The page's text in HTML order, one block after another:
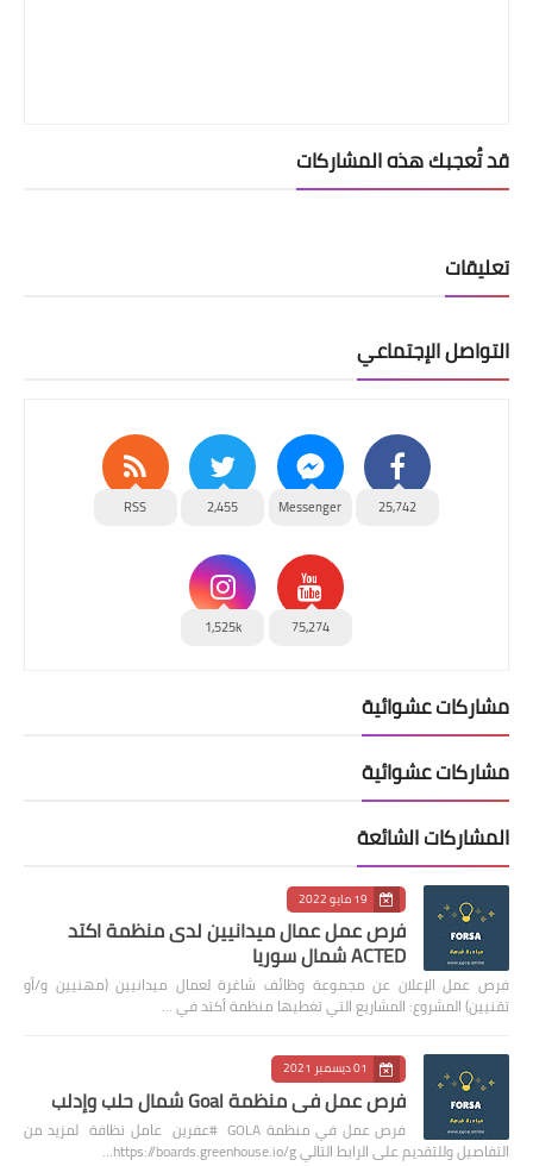
قد تُعجبك هذه المشاركات
تعليقات
التواصل الإجتماعي
25,742
Messenger
2,455
RSS
75,274
1,525k
مشاركات عشوائية
مشاركات عشوائية
المشاركات الشائعة
19 مايو 2022
فرص عمل عمال ميدانيين لدى منظمة اكتد
ACTED شمال سوريا
فرص عمل الإعلان عن مجموعة وظائف شاغرة لعمال ميدانيين (مهنيين و/أو
تقنيين) المشروع: المشاريع التي تغطيها منظمة أكتد في …
01 ديسمبر 2021
فرص عمل في منظمة Goal شمال حلب وإدلب
فرص عمل في منظمة GOLA #عفرين عامل نظافة لمزيد من
التفاصيل وللتقديم على الرابط التالي https://boards.greenhouse.io/g…